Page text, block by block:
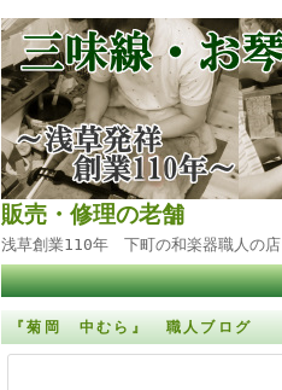
販売・修理の老舗
浅草創業110年 下町の和楽器職人の店
『菊岡 中むら』 職人ブログ